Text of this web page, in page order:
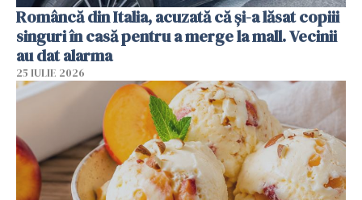
Româncă din Italia, acuzată că și-a lăsat copiii
singuri în casă pentru a merge la mall. Vecinii
au dat alarma
25 IULIE 2026